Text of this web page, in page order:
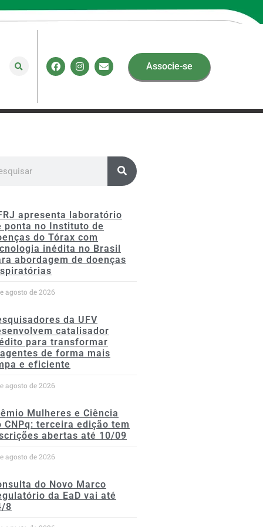
Associe-se
apresenta laboratório
ponta no Instituto de
do Tórax com
inédita no Brasil
abordagem de doenças
agosto de 2026
da UFV
catalisador
para transformar
de forma mais
e eficiente
agosto de 2026
Mulheres e Ciência
CNPq: terceira edição tem
abertas até 10/09
agosto de 2026
do Novo Marco
da EaD vai até
8